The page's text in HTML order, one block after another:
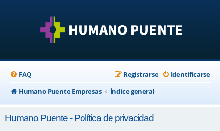
FAQ Identificarse
Registrarse
Humano Puente Empresas
Índice general
Humano Puente - Política de privacidad